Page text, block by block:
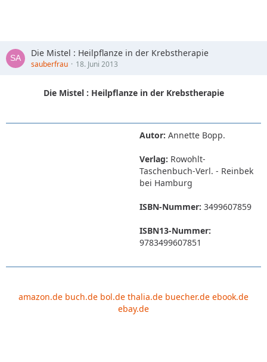
Die Mistel : Heilpflanze in der Krebstherapie
sauberfrau 18. Juni 2013
Die Mistel : Heilpflanze in der Krebstherapie
Autor: Annette Bopp.
Verlag: Rowohlt-
Taschenbuch-Verl. - Reinbek
bei Hamburg
ISBN-Nummer: 3499607859
ISBN13-Nummer:
9783499607851
amazon.de buch.de bol.de thalia.de buecher.de ebook.de
ebay.de